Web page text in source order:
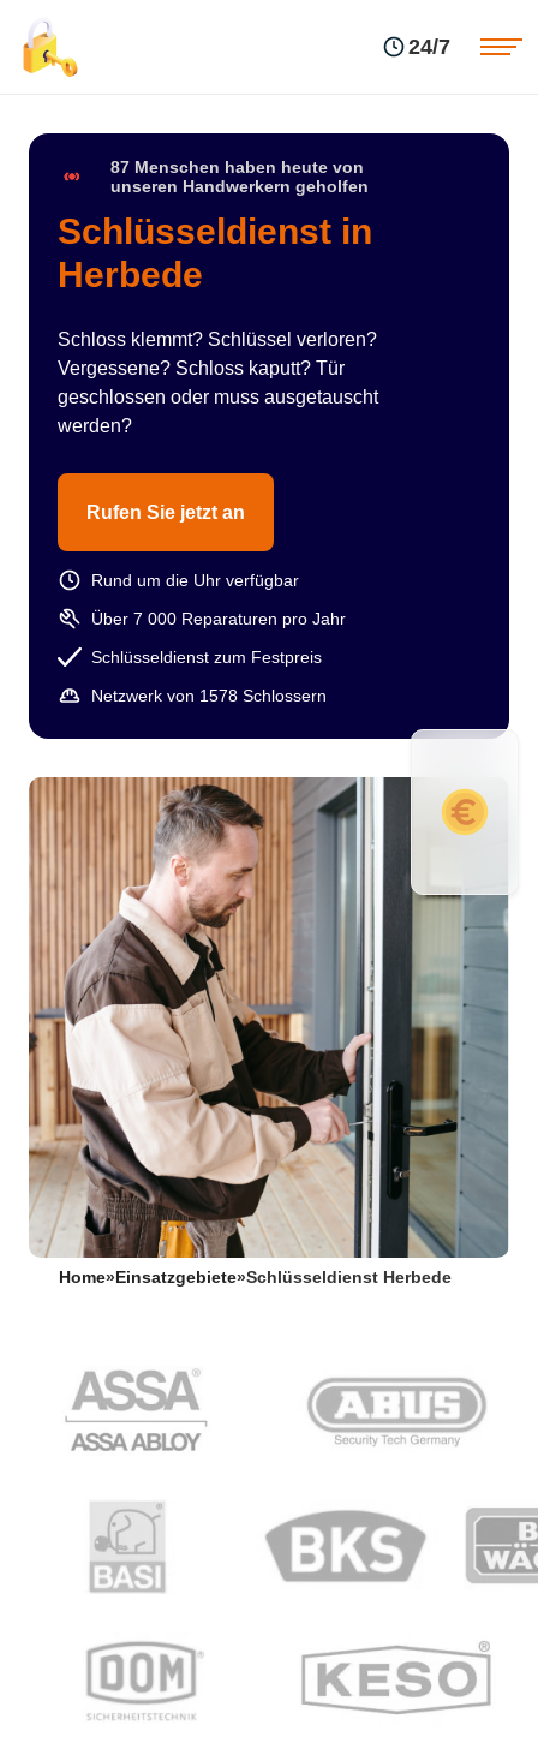
24/7
87 Menschen haben heute von
unseren Handwerkern geholfen
Schlüsseldienst in
Herbede
Schloss klemmt? Schlüssel verloren?
Vergessene? Schloss kaputt? Tür
geschlossen oder muss ausgetauscht
werden?
Rufen Sie jetzt an
Rund um die Uhr verfügbar
Über 7 000 Reparaturen pro Jahr
Schlüsseldienst zum Festpreis
Netzwerk von 1578 Schlossern
Home» Einsatzgebiete»Schlüsseldienst Herbede